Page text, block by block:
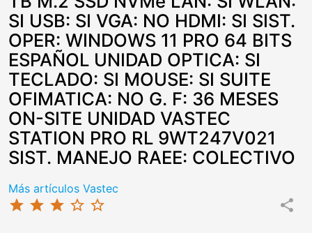
SI USB: SI VGA: NO HDMI: SI SIST.
OPER: WINDOWS 11 PRO 64 BITS
ESPAÑOL UNIDAD OPTICA: SI
TECLADO: SI MOUSE: SI SUITE
OFIMATICA: NO G. F: 36 MESES
ON-SITE UNIDAD VASTEC
STATION PRO RL 9WT247V021
SIST. MANEJO RAEE: COLECTIVO
Más artículos Vastec
star star star star_border star_border share